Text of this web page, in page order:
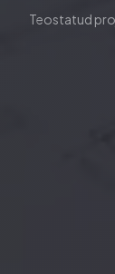
Teostatud